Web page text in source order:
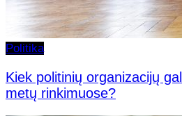
Politika
Kiek politinių organizacijų
metų rinkimuose?